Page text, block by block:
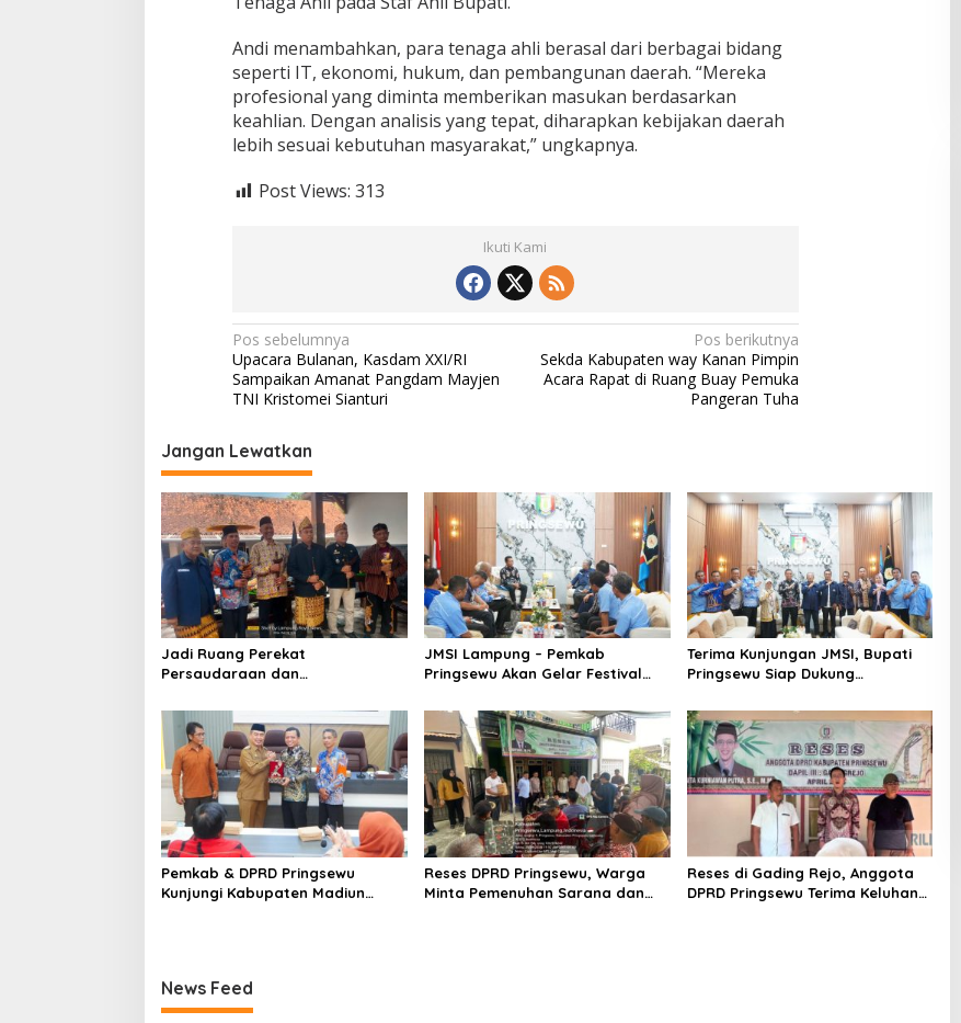
Andi menambahkan, para tenaga ahli berasal dari berbagai bidang
seperti IT, ekonomi, hukum, dan pembangunan daerah. “Mereka
profesional yang diminta memberikan masukan berdasarkan
keahlian. Dengan analisis yang tepat, diharapkan kebijakan daerah
lebih sesuai kebutuhan masyarakat,” ungkapnya.
Post Views: 313
Ikuti Kami
N
a
v
i
g
a
s
i
p
o
s
Pos sebelumnya
Upacara Bulanan, Kasdam XXI/RI
Sampaikan Amanat Pangdam Mayjen
TNI Kristomei Sianturi
Pos berikutnya
Sekda Kabupaten way Kanan Pimpin
Acara Rapat di Ruang Buay Pemuka
Pangeran Tuha
Jangan Lewatkan
Jadi Ruang Perekat
Persaudaraan dan
Suran dan Jamasan Pusaka
Nusantara
JMSI Lampung – Pemkab
Pringsewu Akan Gelar Festival
Terima Kunjungan JMSI, Bupati
Pringsewu Siap Dukung
Lampung
Pemkab & DPRD Pringsewu
Kunjungi Kabupaten Madiun
Reses DPRD Pringsewu, Warga
Minta Pemenuhan Sarana dan
Reses di Gading Rejo, Anggota
DPRD Pringsewu Terima Keluhan
News Feed